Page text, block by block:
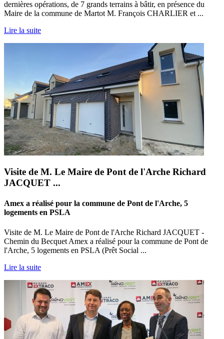
dernières opérations, de 7 grands terrains à bâtir, en présence du
Maire de la commune de Martot M. François CHARLIER et ...
Lire la suite
Visite de M. Le Maire de Pont de l'Arche Richard
JACQUET ...
Amex a réalisé pour la commune de Pont de l'Arche, 5
logements en PSLA
Visite de M. Le Maire de Pont de l'Arche Richard JACQUET -
Chemin du Becquet Amex a réalisé pour la commune de Pont de
l'Arche, 5 logements en PSLA (Prêt Social ...
Lire la suite